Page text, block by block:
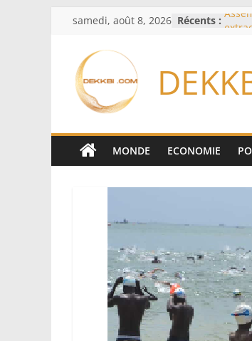
Passer
contenu
samedi, août 8, 2026 Récents :
de la
MONDE ECONOMIE